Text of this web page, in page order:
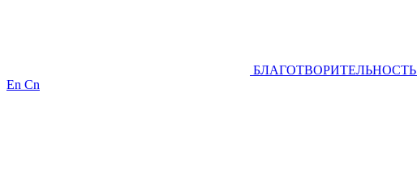
БЛАГОТВОРИТЕЛЬНОСТЬ
En Cn